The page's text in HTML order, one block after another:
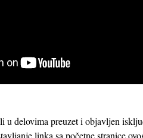
u delovima preuzet i objavljen
linka sa početne stranice